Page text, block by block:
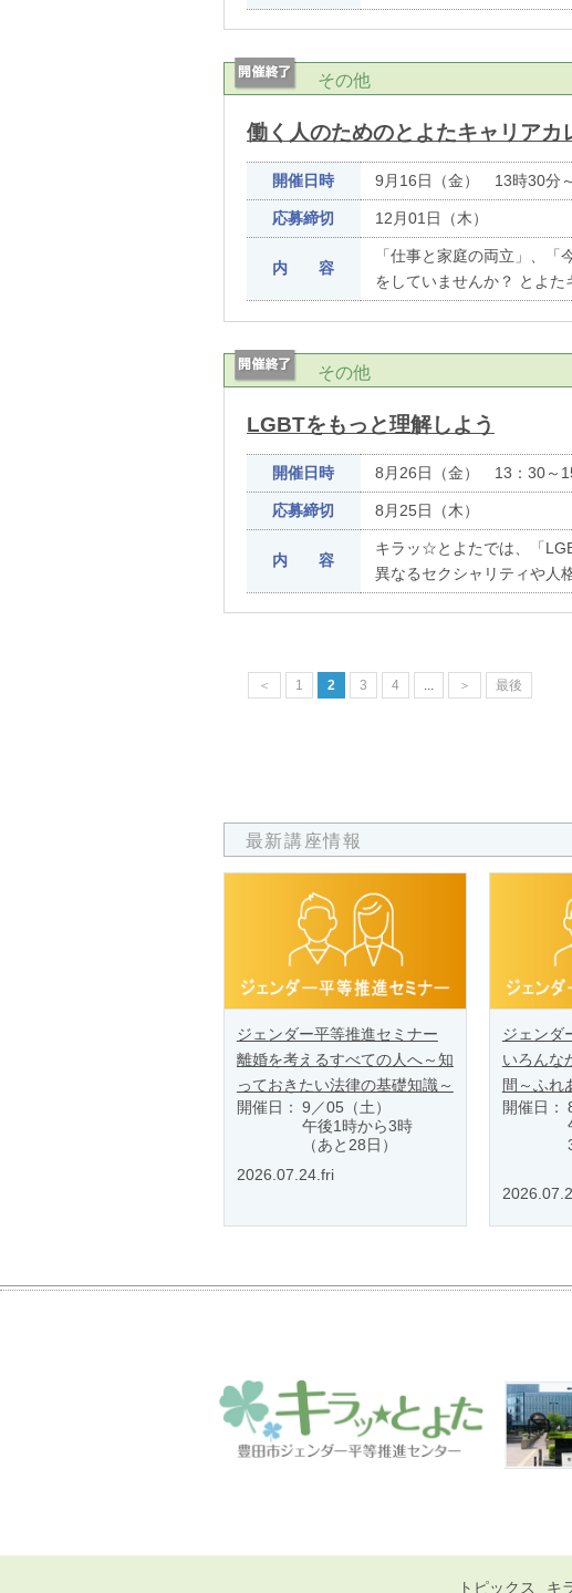
その他
働く人のためのとよたキャリアカ
開催日時 9月16日（金） 13時30分
応募締切 12月01日（木）
内 容
「仕事と家庭の両立」、
をしていませんか？ とよ
その他
LGBTをもっと理解しよう
開催日時 8月26日（金） 13：30～
応募締切 8月25日（木）
内 容
キラッ☆とよたでは、「
異なるセクシャリティや人
＜ 1 2 3 4 ... ＞ 最後
最新講座情報
ジェンダー平等推進セミナー
離婚を考えるすべての人へ～知
っておきたい法律の基礎知識～
開催日： 9／05（土）
午後1時から3時
（あと28日）
2026.07.24.fri
ジェンダ
いろんな
間～ふれ
開催日：
トピックス キ